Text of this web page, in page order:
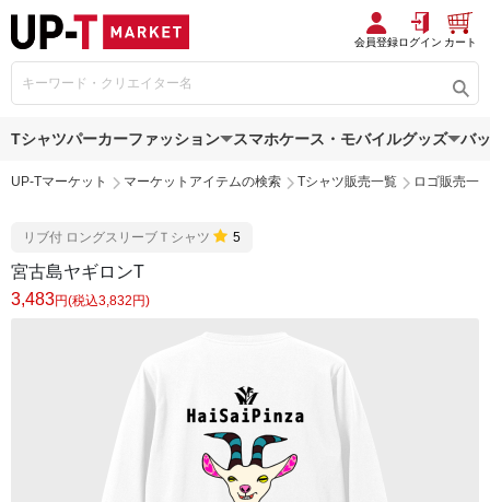
会員登録ログイン カート
Tシャツパーカーファッション スマホケース・モバイルグッズ バ
UP-Tマーケット マーケットアイテムの検索 Tシャツ販売一覧 ロゴ販売一
リブ付 ロングスリーブＴシャツ 5
宮古島ヤギロンT
3,483円(税込3,832円)